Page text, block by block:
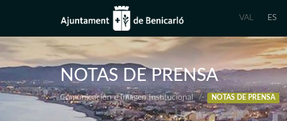
VAL ES
NOTAS DE PRENSA
Comunicación e Imagen Institucional NOTAS DE PRENSA